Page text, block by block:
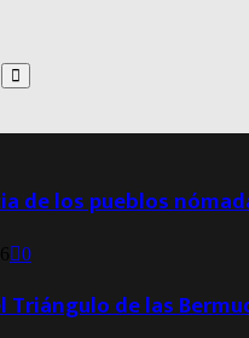
Search
de los pueblos
0
Triángulo de las